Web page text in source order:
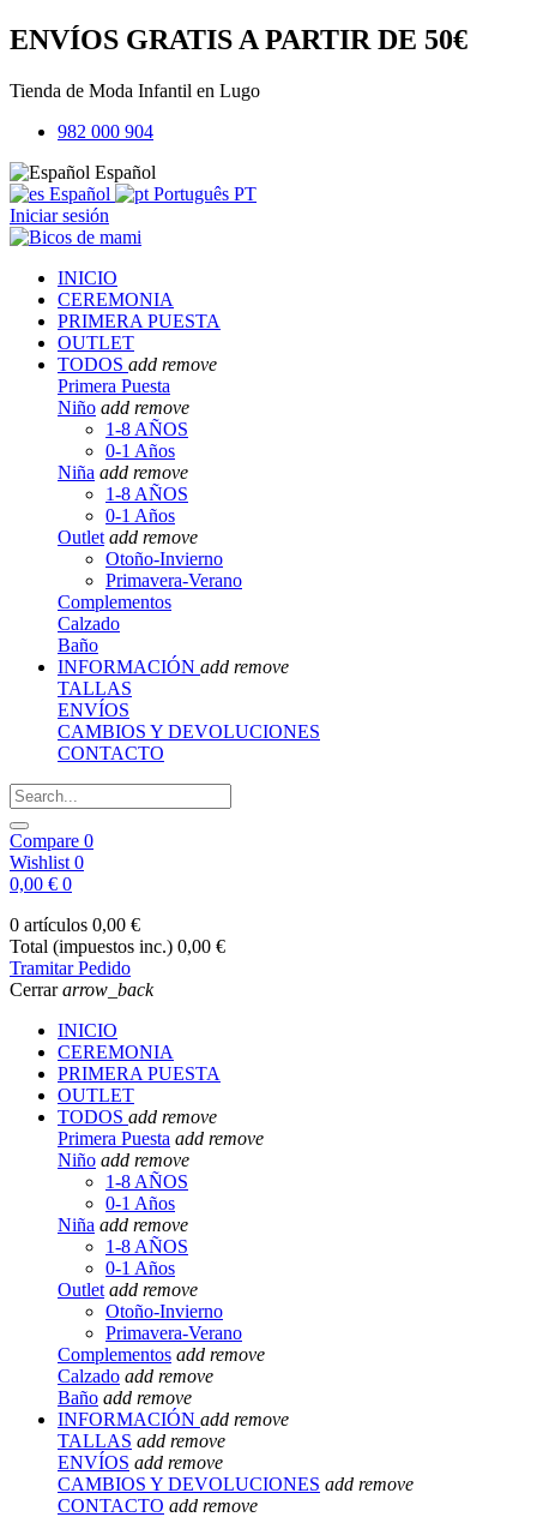
ENVÍOS GRATIS A PARTIR DE 50€
Tienda de Moda Infantil en Lugo
982 000 904
Español
Español
Português PT
Iniciar sesión
INICIO
CEREMONIA
PRIMERA PUESTA
OUTLET
TODOS add remove
Primera Puesta
Niño add remove
1-8 AÑOS
0-1 Años
Niña add remove
1-8 AÑOS
0-1 Años
Outlet add remove
Otoño-Invierno
Primavera-Verano
Complementos
Calzado
Baño
INFORMACIÓN add remove
TALLAS
ENVÍOS
CAMBIOS Y DEVOLUCIONES
CONTACTO
Compare 0
Wishlist 0
0,00 € 0
0 artículos 0,00 €
Total (impuestos inc.) 0,00 €
Tramitar Pedido
Cerrararrow_back
INICIO
CEREMONIA
PRIMERA PUESTA
OUTLET
TODOS add remove
Primera Puesta add remove
Niño add remove
1-8 AÑOS
0-1 Años
Niña add remove
1-8 AÑOS
0-1 Años
Outlet add remove
Otoño-Invierno
Primavera-Verano
Complementos add remove
Calzado add remove
Baño add remove
INFORMACIÓN add remove
TALLAS add remove
ENVÍOS add remove
CAMBIOS Y DEVOLUCIONES add remove
CONTACTO add remove